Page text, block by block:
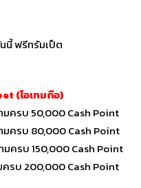
(ไอเทมถือ)
มครบ 50,000 Cash Point
มครบ 80,000 Cash Point
มครบ 150,000 Cash Point
ครบ 200,000 Cash Point